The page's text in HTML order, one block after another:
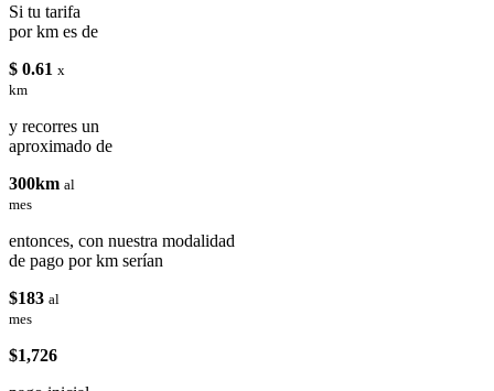
Si tu tarifa
por km es de
$ 0.61 x
km
y recorres un
aproximado de
300km al
mes
entonces, con nuestra modalidad
de pago por km serían
$183 al
mes
$1,726